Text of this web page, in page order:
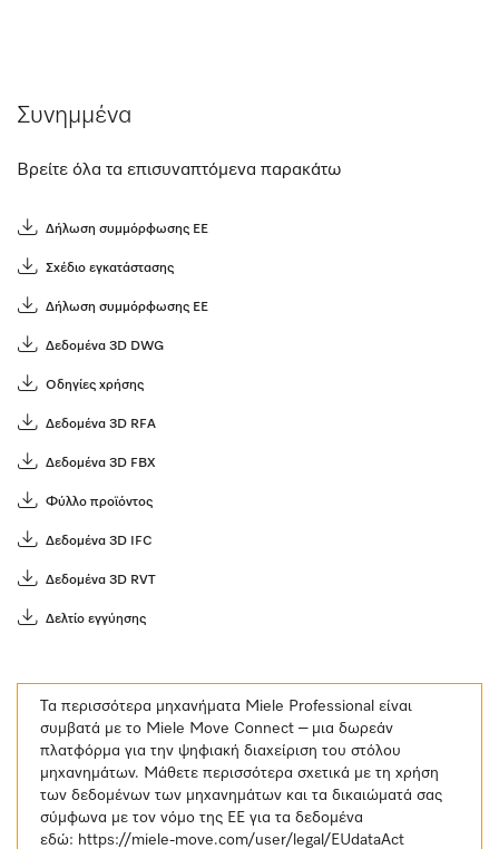
Συνημμένα
Βρείτε όλα τα επισυναπτόμενα παρακάτω
Δήλωση συμμόρφωσης ΕΕ
Σχέδιο εγκατάστασης
Δήλωση συμμόρφωσης ΕΕ
Δεδομένα 3D DWG
Οδηγίες χρήσης
Δεδομένα 3D RFA
Δεδομένα 3D FBX
Φύλλο προϊόντος
Δεδομένα 3D IFC
Δεδομένα 3D RVT
Δελτίο εγγύησης
Τα περισσότερα μηχανήματα Miele Professional είναι
συμβατά με το Miele Move Connect – μια δωρεάν
πλατφόρμα για την ψηφιακή διαχείριση του στόλου
μηχανημάτων. Μάθετε περισσότερα σχετικά με τη χρήση
των δεδομένων των μηχανημάτων και τα δικαιώματά σας
σύμφωνα με τον νόμο της ΕΕ για τα δεδομένα
εδώ: https://miele-move.com/user/legal/EUdataAct